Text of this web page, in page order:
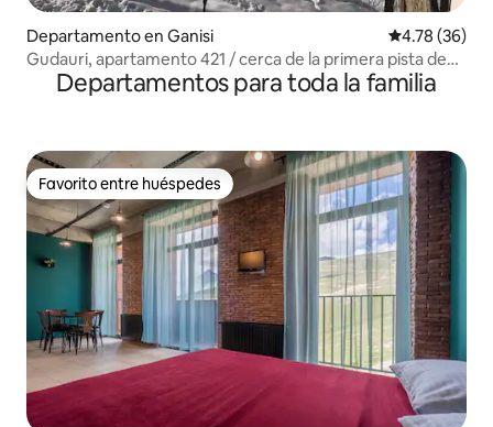
Departamento en Ganisi Calificación
4.78 (36)
Gudauri, apartamento 421 / cerca de la primera pista de
esquíDepartamentos para toda la familia
Favorito entre huéspedes
Favorito entre huéspedes